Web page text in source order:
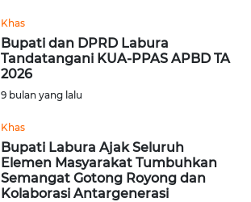
Khas
Bupati dan DPRD Labura
Tandatangani KUA-PPAS APBD TA
2026
9 bulan yang lalu
Khas
Bupati Labura Ajak Seluruh
Elemen Masyarakat Tumbuhkan
Semangat Gotong Royong dan
Kolaborasi Antargenerasi